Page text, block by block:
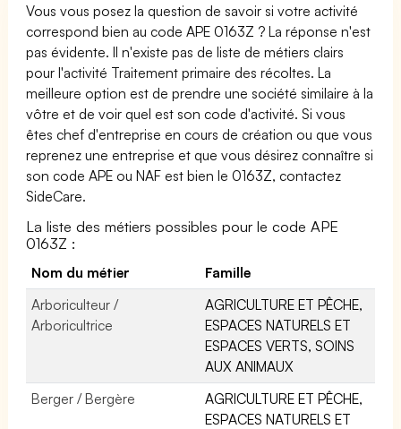
Vous vous posez la question de savoir si votre activité
correspond bien au code APE 0163Z ? La réponse n'est
pas évidente. Il n'existe pas de liste de métiers clairs
pour l'activité Traitement primaire des récoltes. La
meilleure option est de prendre une société similaire à la
vôtre et de voir quel est son code d'activité. Si vous
êtes chef d'entreprise en cours de création ou que vous
reprenez une entreprise et que vous désirez connaître si
son code APE ou NAF est bien le 0163Z, contactez
SideCare.
La liste des métiers possibles pour le code APE
0163Z :
Nom du métier
Famille
Arboriculteur /
Arboricultrice
AGRICULTURE ET PÊCHE,
ESPACES NATURELS ET
ESPACES VERTS, SOINS
AUX ANIMAUX
Berger / Bergère
AGRICULTURE ET PÊCHE,
ESPACES NATURELS ET